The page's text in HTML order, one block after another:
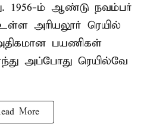
1956-ம் ஆண்டு நவம்பர்
அரியலூர் ரெயில்
பயணிகள்
அப்போது ரெயில்வே
More